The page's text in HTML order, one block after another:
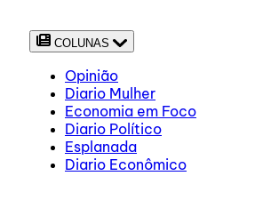
COLUNAS
Opinião
Diario Mulher
Economia em Foco
Diario Político
Esplanada
Diario Econômico